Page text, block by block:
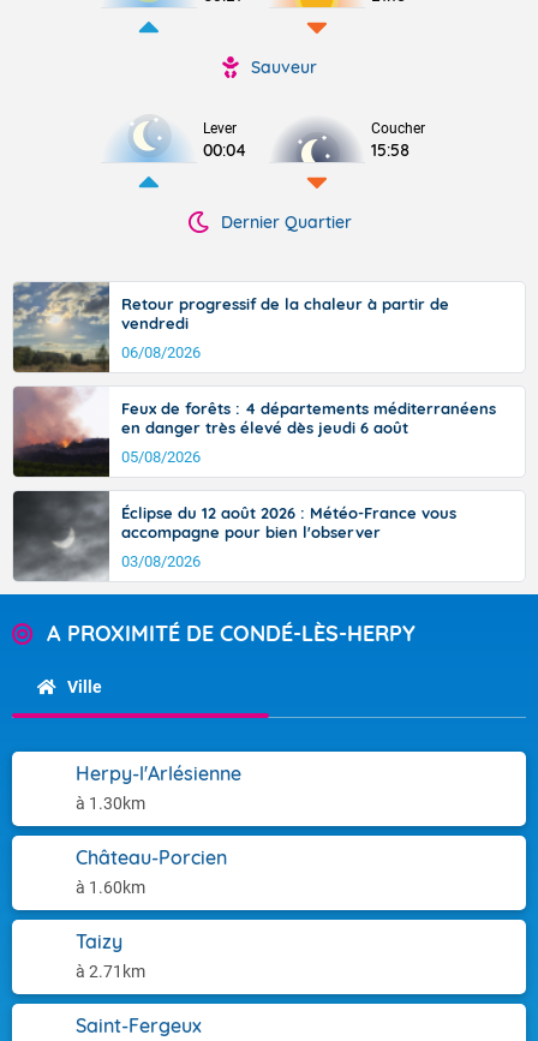
Sauveur
Lever
00:04
Coucher
15:58
Dernier Quartier
Retour progressif de la chaleur à partir de
vendredi
06/08/2026
Feux de forêts : 4 départements méditerranéens
en danger très élevé dès jeudi 6 août
05/08/2026
Éclipse du 12 août 2026 : Météo-France vous
accompagne pour bien l'observer
03/08/2026
A PROXIMITÉ DE CONDÉ-LÈS-HERPY
Ville
Herpy-l'Arlésienne
à 1.30km
Château-Porcien
à 1.60km
Taizy
à 2.71km
Saint-Fergeux